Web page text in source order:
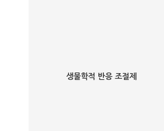
생물학적 반응 조절제